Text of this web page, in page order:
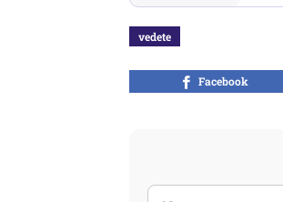
vedete
Facebook